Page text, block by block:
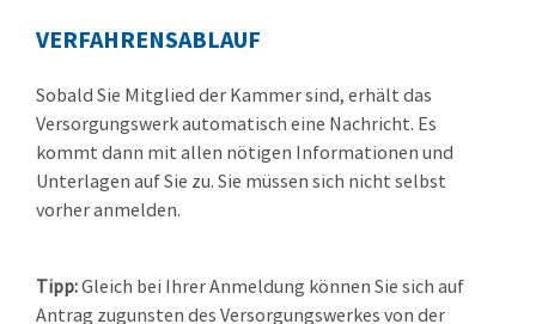
VERFAHRENSABLAUF
Sobald Sie Mitglied der Kammer sind, erhält das
Versorgungswerk automatisch eine Nachricht. Es
kommt dann mit allen nötigen Informationen und
Unterlagen auf Sie zu. Sie müssen sich nicht selbst
vorher anmelden.
Tipp:Gleich bei Ihrer Anmeldung können Sie sich auf
Antrag zugunsten des Versorgungswerkes von der